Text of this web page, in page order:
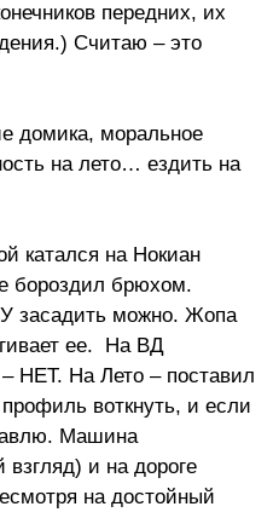
передних, их
Считаю – это
домика, моральное
на лето… ездить на
катался на Нокиан
бороздил брюхом.
засадить можно. Жопа
ее. На ВД
НЕТ. На Лето – поставил
воткнуть, и если
Машина
и на дороге
на достойный